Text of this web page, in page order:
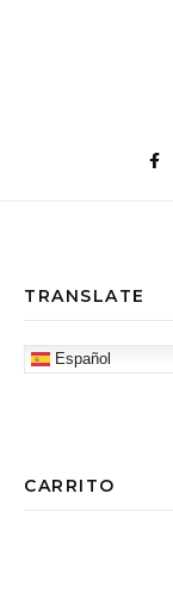
TRANSLATE
Español
CARRITO